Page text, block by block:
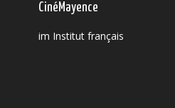
CinéMayence
im Institut français